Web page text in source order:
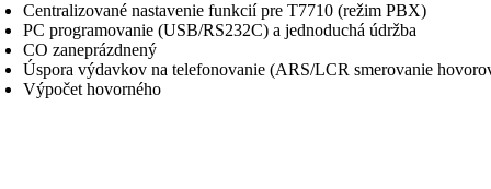
Centralizované nastavenie funkcií pre T7710 (režim PBX)
PC programovanie (USB/RS232C) a jednoduchá údržba
CO zaneprázdnený
Úspora výdavkov na telefonovanie (ARS/LCR smerovanie
Výpočet hovorného